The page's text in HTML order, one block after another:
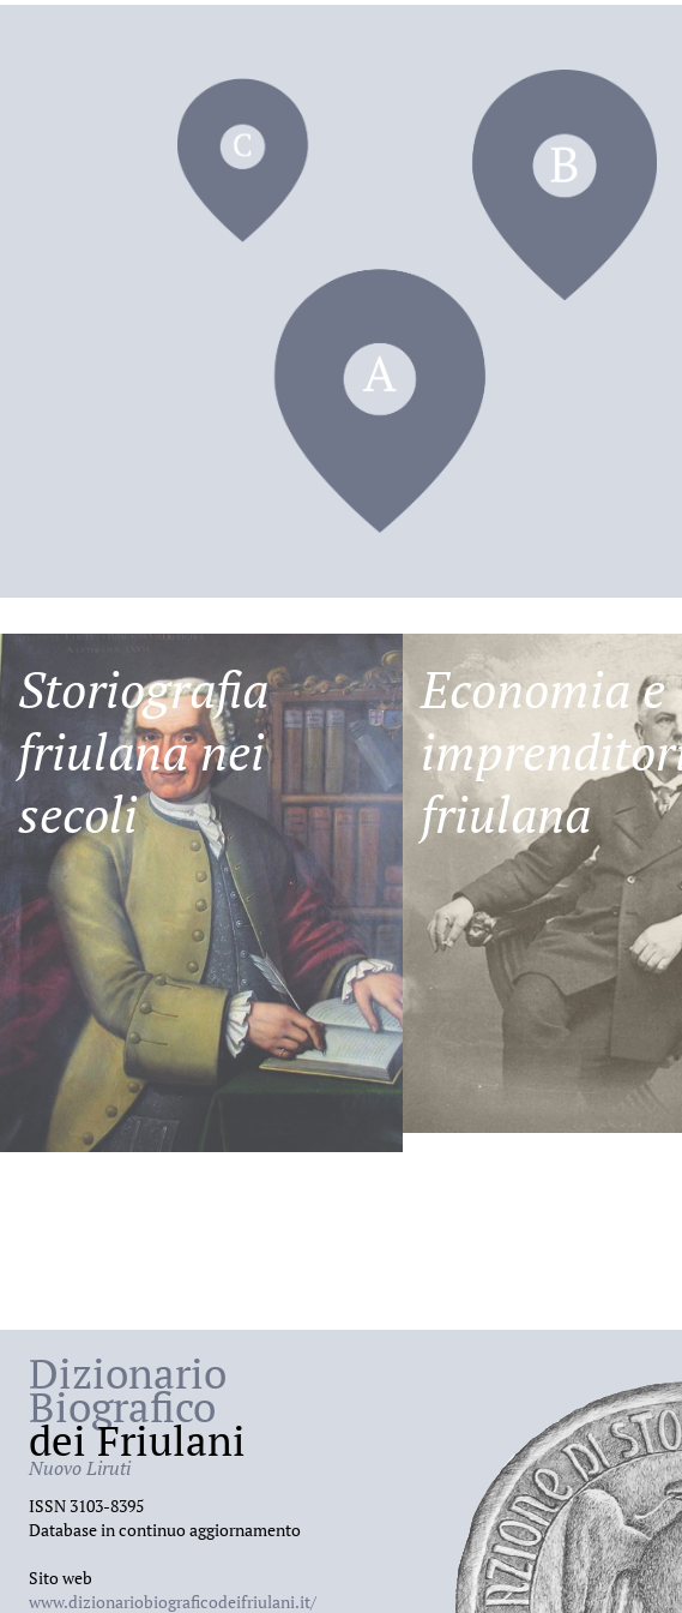
dei
Storiografia
friulana nei
secoli
Economia e
friulana
Dizionario
Biografico
dei Friulani
Nuovo Liruti
ISSN 3103-8395
Database in continuo aggiornamento
Sito web
www.dizionariobiograficodeifriulani.it/